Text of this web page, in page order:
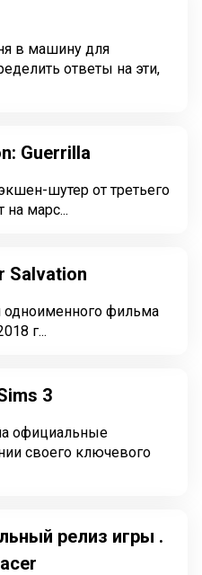
в машину для
ответы на эти,
Guerrilla
шутер от третьего
на марс...
Salvation
одноименного фильма
г...
3
официальные
своего ключевого
релиз игры .